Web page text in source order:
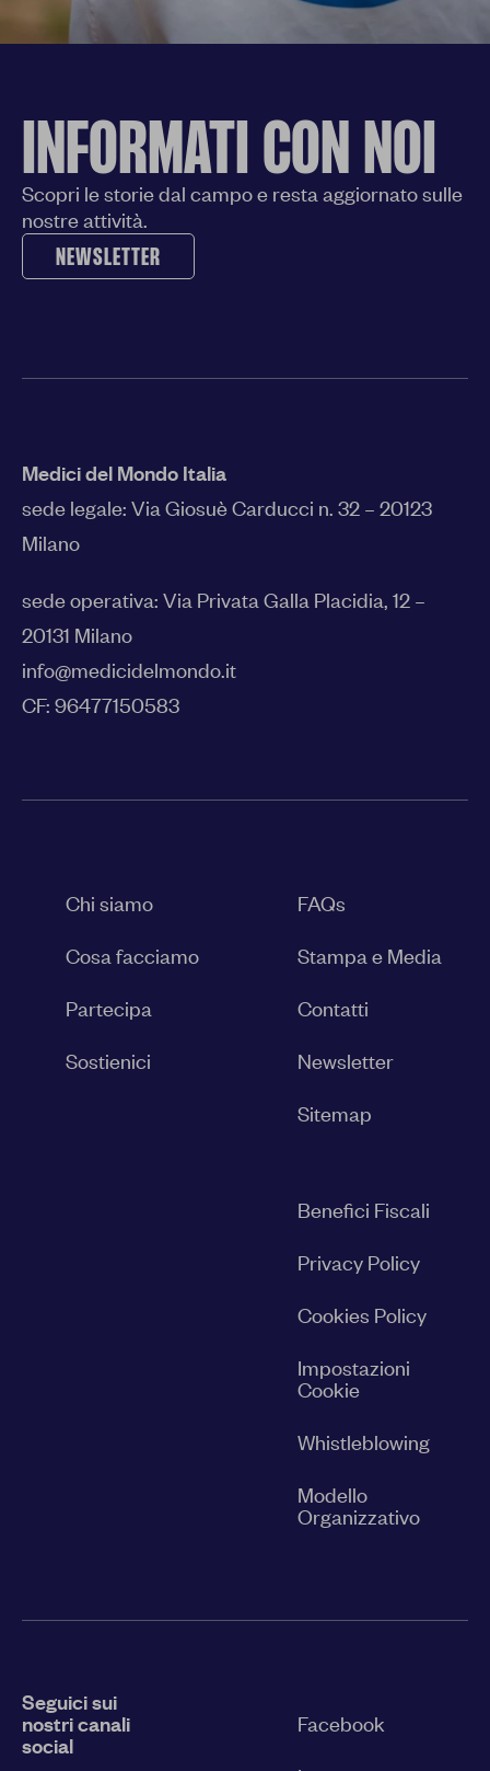
INFORMATI CON NOI
Scopri le storie dal campo e resta aggiornato sulle
nostre attività.
NEWSLETTER
Medici del Mondo Italia
sede legale: Via Giosuè Carducci n. 32 – 20123
Milano
sede operativa: Via Privata Galla Placidia, 12 –
20131 Milano
info@medicidelmondo.it
CF: 96477150583
Chi siamo
Cosa facciamo
Partecipa
Sostienici
FAQs
Stampa e Media
Contatti
Newsletter
Sitemap
Benefici Fiscali
Privacy Policy
Cookies Policy
Impostazioni
Cookie
Whistleblowing
Modello
Organizzativo
Seguici sui
nostri canali
social
Facebook